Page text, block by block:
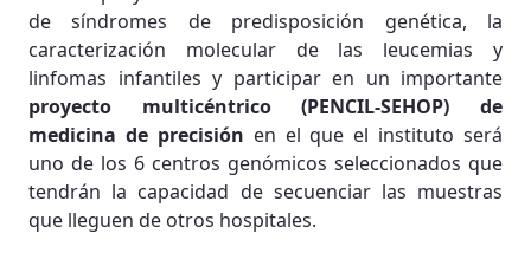
de síndromes de predisposición genética, la
caracterización molecular de las leucemias y
linfomas infantiles y participar en un importante
proyecto multicéntrico (PENCIL-SEHOP) de
medicina de precisión en el que el instituto será
uno de los 6 centros genómicos seleccionados que
tendrán la capacidad de secuenciar las muestras
que lleguen de otros hospitales.